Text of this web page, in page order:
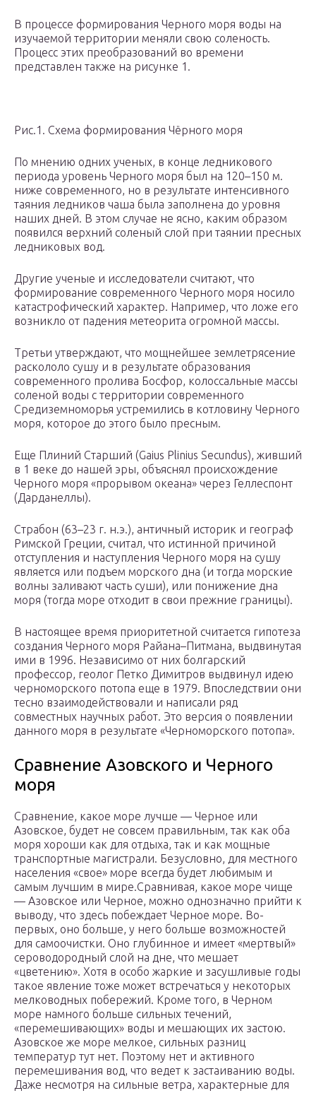
В процессе формирования Черного моря воды на
изучаемой территории меняли свою соленость.
Процесс этих преобразований во времени
представлен также на рисунке 1.
Рис.1. Схема формирования Чёрного моря
По мнению одних ученых, в конце ледникового
периода уровень Черного моря был на 120–150 м.
ниже современного, но в результате интенсивного
таяния ледников чаша была заполнена до уровня
наших дней. В этом случае не ясно, каким образом
появился верхний соленый слой при таянии пресных
ледниковых вод.
Другие ученые и исследователи считают, что
формирование современного Черного моря носило
катастрофический характер. Например, что ложе его
возникло от падения метеорита огромной массы.
Третьи утверждают, что мощнейшее землетрясение
раскололо сушу и в результате образования
современного пролива Босфор, колоссальные массы
соленой воды с территории современного
Средиземноморья устремились в котловину Черного
моря, которое до этого было пресным.
Еще Плиний Старший (Gaius Plinius Secundus), живший
в 1 веке до нашей эры, объяснял происхождение
Черного моря «прорывом океана» через Геллеспонт
(Дарданеллы).
Страбон (63–23 г. н.э.), античный историк и географ
Римской Греции, считал, что истинной причиной
отступления и наступления Черного моря на сушу
является или подъем морского дна (и тогда морские
волны заливают часть суши), или понижение дна
моря (тогда море отходит в свои прежние границы).
В настоящее время приоритетной считается гипотеза
создания Черного моря Райана–Питмана, выдвинутая
ими в 1996. Независимо от них болгарский
профессор, геолог Петко Димитров выдвинул идею
черноморского потопа еще в 1979. Впоследствии они
тесно взаимодействовали и написали ряд
совместных научных работ. Это версия о появлении
данного моря в результате «Черноморского потопа».
Сравнение Азовского и Черного
моря
Сравнение, какое море лучше — Черное или
Азовское, будет не совсем правильным, так как оба
моря хороши как для отдыха, так и как мощные
транспортные магистрали. Безусловно, для местного
населения «свое» море всегда будет любимым и
самым лучшим в мире.Сравнивая, какое море чище
— Азовское или Черное, можно однозначно прийти к
выводу, что здесь побеждает Черное море. Во-
первых, оно больше, у него больше возможностей
для самоочистки. Оно глубинное и имеет «мертвый»
сероводородный слой на дне, что мешает
«цветению». Хотя в особо жаркие и засушливые годы
такое явление тоже может встречаться у некоторых
мелководных побережий. Кроме того, в Черном
море намного больше сильных течений,
«перемешивающих» воды и мешающих их застою.
Азовское же море мелкое, сильных разниц
температур тут нет. Поэтому нет и активного
перемешивания вод, что ведет к застаиванию воды.
Даже несмотря на сильные ветра, характерные для